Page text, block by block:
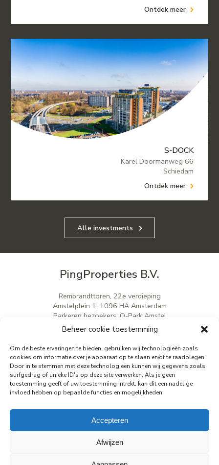
Beheer cookie toestemming
Om de beste ervaringen te bieden, gebruiken wij technologieën zoals
cookies om informatie over je apparaat op te slaan en/of te raadplegen.
Door in te stemmen met deze technologieën kunnen wij gegevens zoals
surfgedrag of unieke ID's op deze site verwerken. Als je geen
toestemming geeft of uw toestemming intrekt, kan dit een nadelige
invloed hebben op bepaalde functies en mogelijkheden.
Accepteren
Afwijzen
Ontdek meer
S-DOCK
Karel Doormanweg 66
Schiedam
Ontdek meer
Alle investments
PingProperties B.V.
Rembrandttoren, 22e verdieping
Amstelplein 1, 1096 HA Amsterdam
Parkeren bezoekers: Q-Park Amstel
E info@pingproperties.com
T+31 (0)20 564 04 20
creating a lasting difference
Cookie Beleid